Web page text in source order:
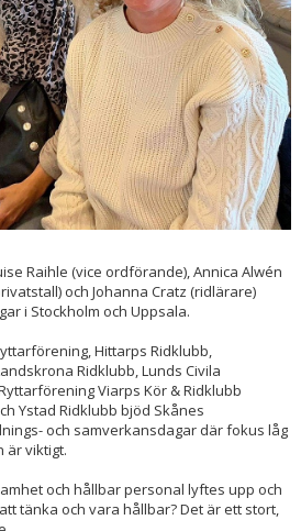
Raihle (vice ordförande), Annica Alwén
och Johanna Cratz (ridlärare)
i Stockholm och Uppsala.
Hittarps Ridklubb,
Ridklubb, Lunds Civila
Viarps Kör & Ridklubb
Ystad Ridklubb bjöd Skånes
och samverkansdagar där fokus låg
är viktigt.
och hållbar personal lyftes upp och
tänka och vara hållbar? Det är ett stort,